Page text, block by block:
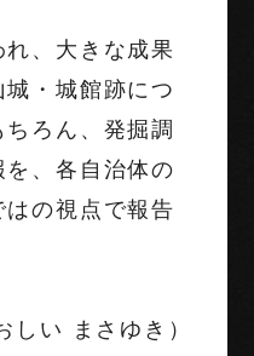
、大きな成果
・城館跡につ
ろん、発掘調
、各自治体の
の視点で報告
い まさゆき）